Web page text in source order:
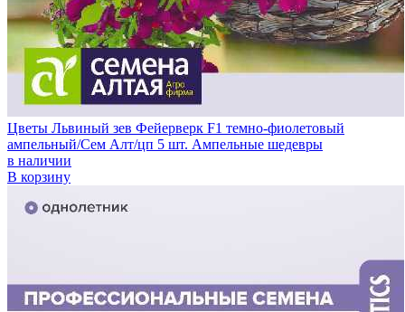
Цветы Львиный зев Фейерверк F1 темно-фиолетовый
ампельный/Сем Алт/цп 5 шт. Ампельные шедевры
в наличии
В корзину